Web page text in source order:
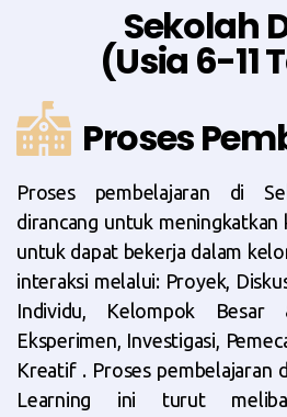
Sekolah
(Usia 6-11
Proses
Proses pembelajaran di
dirancang untuk meningkatkan
untuk dapat bekerja dalam
interaksi melalui: Proyek,
Individu, Kelompok Besar
Eksperimen, Investigasi,
Kreatif . Proses pembelajaran
Learning ini turut